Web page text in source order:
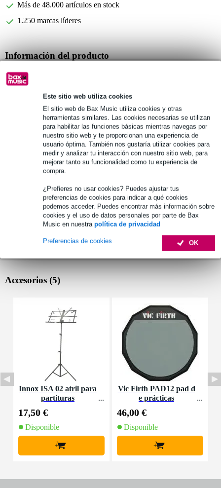
Este sitio web utiliza cookies
El sitio web de Bax Music utiliza cookies y otras
herramientas similares. Las cookies necesarias se utilizan
para habilitar las funciones básicas mientras navegas por
nuestro sitio web y te proporcionan una experiencia de
usuario óptima. También nos gustaría utilizar cookies para
medir y analizar tu interacción con nuestro sitio web, para
mejorar tanto su funcionalidad como tu experiencia de
compra.
¿Prefieres no usar cookies? Puedes ajustar tus
preferencias de cookies para indicar a qué cookies
podemos acceder. Puedes encontrar más información sobre
cookies y el uso de datos personales por parte de Bax
Music en nuestra política de privacidad
OK
Preferencias de cookies
Más de 48.000 artículos en stock
1.250 marcas líderes
Información del producto
embalado por 2 piezas
Cool Rods de madera
tipo de madera: abedul
Especificaciones completas
Véase también (3)
Accesorios (5)
Innox ISA 02 atril para
partituras
17,50 €
Disponible
+
Vic Firth PAD12 pad d
e prácticas
46,00 €
Disponible
+